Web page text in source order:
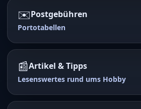
✉️Postgebühren
Portotabellen
📰Artikel & Tipps
Lesenswertes rund ums Hobby